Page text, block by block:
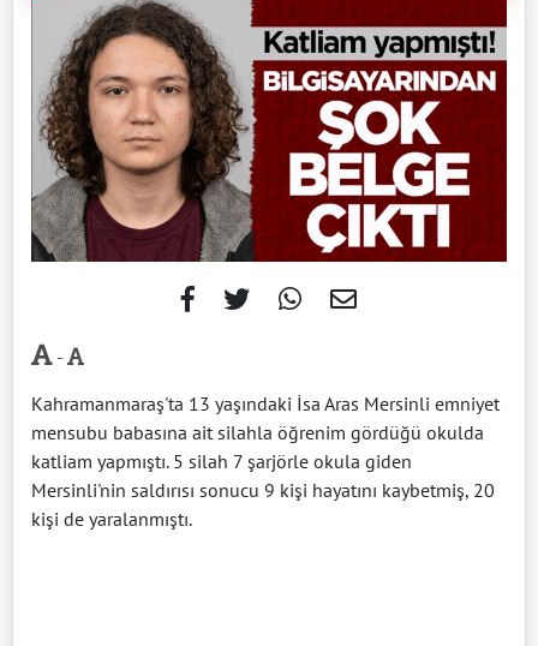
-
Kahramanmaraş'ta 13 yaşındaki İsa Aras Mersinli emniyet
mensubu babasına ait silahla öğrenim gördüğü okulda
katliam yapmıştı. 5 silah 7 şarjörle okula giden
Mersinli'nin saldırısı sonucu 9 kişi hayatını kaybetmiş, 20
kişi de yaralanmıştı.